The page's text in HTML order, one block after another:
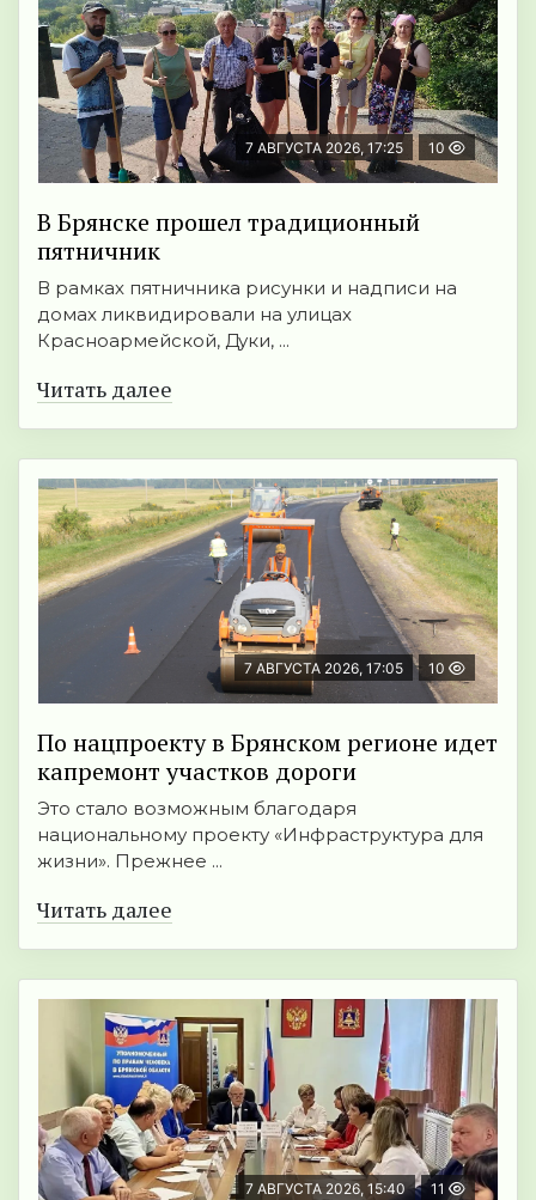
7 АВГУСТА 2026, 17:25 10
В Брянске прошел традиционный
пятничник
В рамках пятничника рисунки и надписи на
домах ликвидировали на улицах
Красноармейской, Дуки, ...
Читать далее
7 АВГУСТА 2026, 17:05 10
По нацпроекту в Брянском регионе идет
капремонт участков дороги
Это стало возможным благодаря
национальному проекту «Инфраструктура для
жизни». Прежнее ...
Читать далее
7 АВГУСТА 2026, 15:40 11